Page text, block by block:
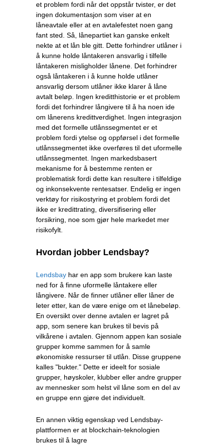
et problem fordi når det oppstår tvister, er det
ingen dokumentasjon som viser at en
låneavtale eller at en avtalefestet noen gang
fant sted. Så, lånepartiet kan ganske enkelt
nekte at et lån ble gitt. Dette forhindrer utlåner i
å kunne holde låntakeren ansvarlig i tilfelle
låntakeren misligholder lånene. Det forhindrer
også låntakeren i å kunne holde utlåner
ansvarlig dersom utlåner ikke klarer å låne
avtalt beløp. Ingen kreditthistorie er et problem
fordi det forhindrer långivere til å ha noen ide
om lånerens kredittverdighet. Ingen integrasjon
med det formelle utlånssegmentet er et
problem fordi ytelse og oppførsel i det formelle
utlånssegmentet ikke overføres til det uformelle
utlånssegmentet. Ingen markedsbasert
mekanisme for å bestemme renten er
problematisk fordi dette kan resultere i tilfeldige
og inkonsekvente rentesatser. Endelig er ingen
verktøy for risikostyring et problem fordi det
ikke er kredittrating, diversifisering eller
forsikring, noe som gjør hele markedet mer
risikofylt.
Hvordan jobber Lendsbay?
Lendsbay har en app som brukere kan laste
ned for å finne uformelle låntakere eller
långivere. Når de finner utlåner eller låner de
leter etter, kan de være enige om et lånebeløp.
En oversikt over denne avtalen er lagret på
app, som senere kan brukes til bevis på
vilkårene i avtalen. Gjennom appen kan sosiale
grupper komme sammen for å samle
økonomiske ressurser til utlån. Disse gruppene
kalles "bukter." Dette er ideelt for sosiale
grupper, høyskoler, klubber eller andre grupper
av mennesker som helst vil låne som en del av
en gruppe enn gjøre det individuelt.
En annen viktig egenskap ved Lendsbay-
plattformen er at blockchain-teknologien
brukes til å lagre